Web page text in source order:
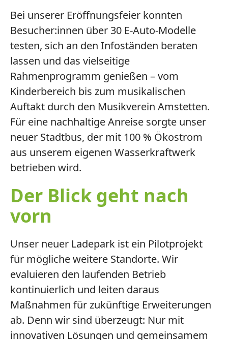
Bei unserer Eröffnungsfeier konnten
Besucher:innen über 30 E-Auto-Modelle
testen, sich an den Infoständen beraten
lassen und das vielseitige
Rahmenprogramm genießen – vom
Kinderbereich bis zum musikalischen
Auftakt durch den Musikverein Amstetten.
Für eine nachhaltige Anreise sorgte unser
neuer Stadtbus, der mit 100 % Ökostrom
aus unserem eigenen Wasserkraftwerk
betrieben wird.
Der Blick geht nach
vorn
Unser neuer Ladepark ist ein Pilotprojekt
für mögliche weitere Standorte. Wir
evaluieren den laufenden Betrieb
kontinuierlich und leiten daraus
Maßnahmen für zukünftige Erweiterungen
ab. Denn wir sind überzeugt: Nur mit
innovativen Lösungen und gemeinsamem